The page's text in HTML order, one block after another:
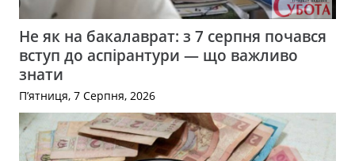
Не як на бакалаврат: з 7 серпня почався
вступ до аспірантури — що важливо
знати
П’ятниця, 7 Серпня, 2026